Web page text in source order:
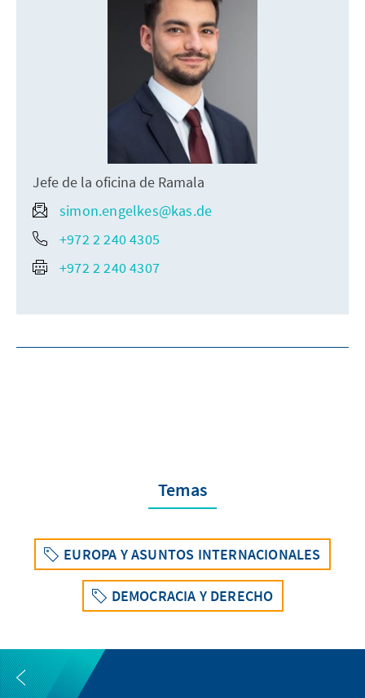
Jefe de la oficina de Ramala
simon.engelkes@kas.de
+972 2 240 4305
+972 2 240 4307
Temas
EUROPA Y ASUNTOS INTERNACIONALES
DEMOCRACIA Y DERECHO